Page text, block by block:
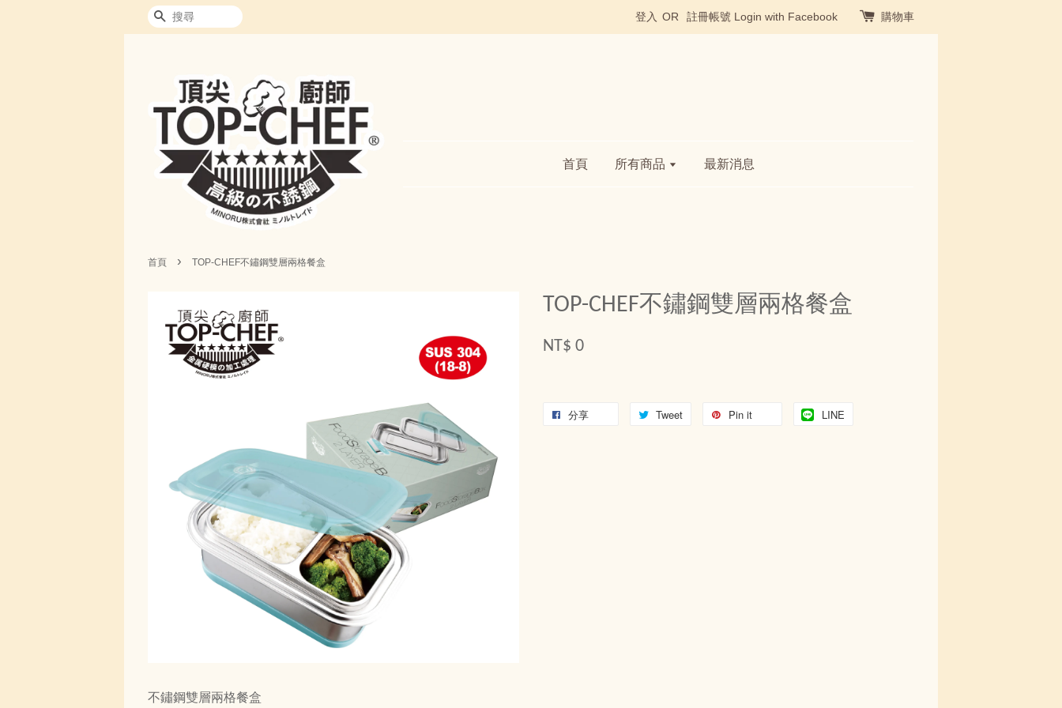
搜尋 登入 OR 註冊帳號 Login with Facebook 購物車
首頁 所有商品 最新消息
首頁 › TOP-CHEF不鏽鋼雙層兩格餐盒
TOP-CHEF不鏽鋼雙層兩格餐盒
NT$ 0
分享 Tweet Pin it LINE
不鏽鋼雙層兩格餐盒